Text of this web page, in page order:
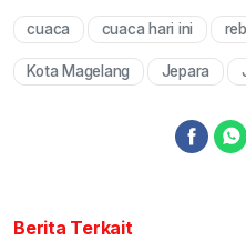
cuaca cuaca hari ini
Kota Magelang Jepara
Berita Terkait